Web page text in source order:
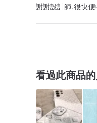
謝謝設計師,很快
看過此商品